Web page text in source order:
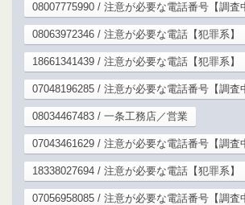
08007775990 / 注意が必要な電話番号【調査
08063972346 / 注意が必要な電話【犯罪系】
18661341439 / 注意が必要な電話【犯罪系】
07048196285 / 注意が必要な電話番号【調査
08034467483 / 一条工務店／営業
07043461629 / 注意が必要な電話番号【調査
18338027694 / 注意が必要な電話【犯罪系】
07056958085 / 注意が必要な電話番号【調査